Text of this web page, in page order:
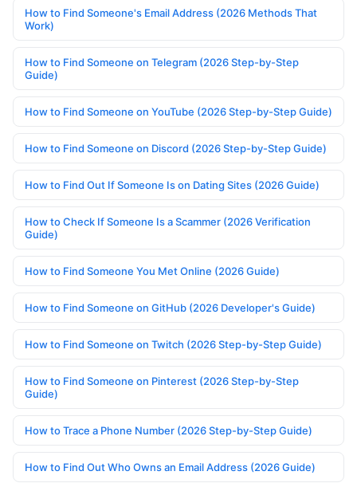
How to Find Someone's Email Address (2026 Methods That
Work)
How to Find Someone on Telegram (2026 Step-by-Step
Guide)
How to Find Someone on YouTube (2026 Step-by-Step Guide)
How to Find Someone on Discord (2026 Step-by-Step Guide)
How to Find Out If Someone Is on Dating Sites (2026 Guide)
How to Check If Someone Is a Scammer (2026 Verification
Guide)
How to Find Someone You Met Online (2026 Guide)
How to Find Someone on GitHub (2026 Developer's Guide)
How to Find Someone on Twitch (2026 Step-by-Step Guide)
How to Find Someone on Pinterest (2026 Step-by-Step
Guide)
How to Trace a Phone Number (2026 Step-by-Step Guide)
How to Find Out Who Owns an Email Address (2026 Guide)